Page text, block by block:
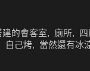
建的會客室, 廁所,
自己烤, 當然還有冰